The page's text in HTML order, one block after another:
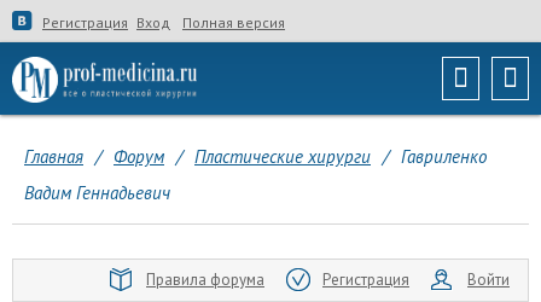
Регистрация Вход Полная версия
Главная / Форум / Пластические хирурги / Гавриленко
Вадим Геннадьевич
Правила форума Регистрация Войти